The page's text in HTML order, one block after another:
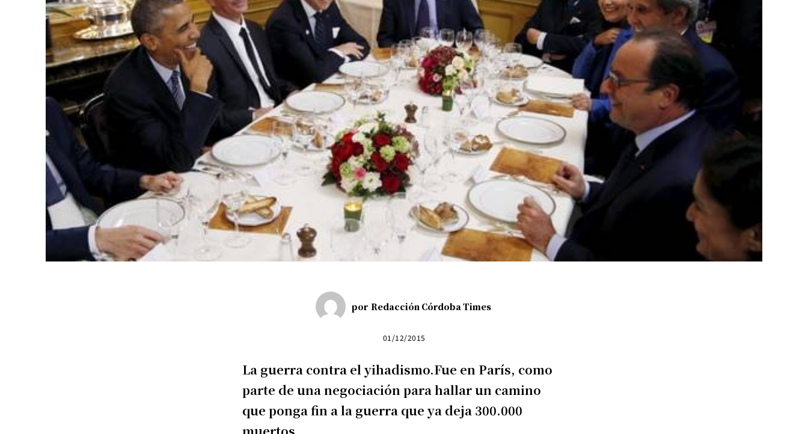
por Redacción Córdoba Times
01/12/2015
La guerra contra el yihadismo.Fue en París, como
parte de una negociación para hallar un camino
que ponga fin a la guerra que ya deja 300.000